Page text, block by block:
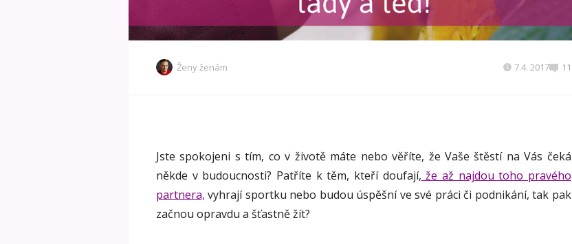
Ženy ženám 7.4. 2017 11
Jste spokojeni s tím, co v životě máte nebo věříte, že Vaše štěstí na Vás čeká
někde v budoucnosti? Patříte k těm, kteří doufají, že až najdou toho pravého
partnera, vyhrají sportku nebo budou úspěšní ve své práci či podnikání, tak pak
začnou opravdu a šťastně žít?